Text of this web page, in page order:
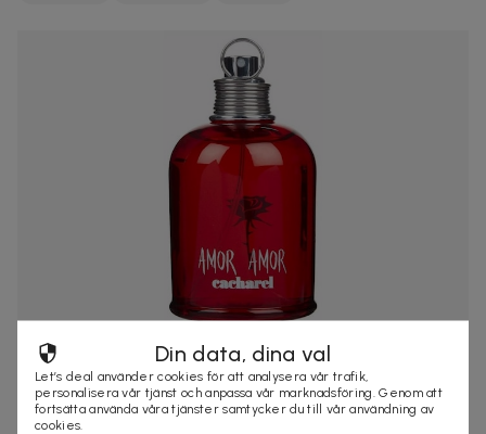
399 kr
Cacharel Amor Amor Edt 50ml
Cacharel Amor Amor är en passionerad och sensuell parfym
som hyllar kärleken. Den är både ...
Din data, dina val
Let’s deal använder cookies för att analysera vår trafik,
personalisera vår tjänst och anpassa vår marknadsföring. Genom att
fortsätta använda våra tjänster samtycker du till vår användning av
cookies.